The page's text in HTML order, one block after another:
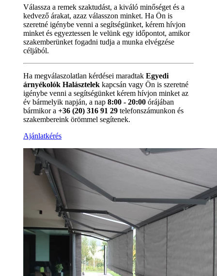
Válassza a remek szaktudást, a kiváló minőséget és a
kedvező árakat, azaz válasszon minket. Ha Ön is
szeretné igénybe venni a segítségünket, kérem hívjon
minket és egyeztessen le velünk egy időpontot, amikor
szakemberünket fogadni tudja a munka elvégzése
céljából.
Ha megválaszolatlan kérdései maradtak Egyedi
árnyékolók Halásztelek kapcsán vagy Ön is szeretné
igénybe venni a segítségünket kérem hívjon minket az
év bármelyik napján, a nap 8:00 - 20:00 órájában
bármikor a +36 (20) 316 91 29 telefonszámunkon és
szakembereink örömmel segítenek.
Ajánlatkérés